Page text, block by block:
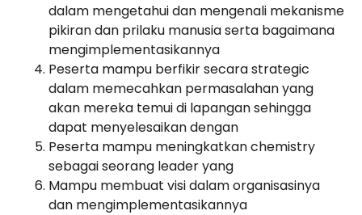
dalam mengetahui dan mengenali mekanisme
pikiran dan prilaku manusia serta bagaimana
mengimplementasikannya
Peserta mampu berfikir secara strategic
dalam memecahkan permasalahan yang
akan mereka temui di lapangan sehingga
dapat menyelesaikan dengan
Peserta mampu meningkatkan chemistry
sebagai seorang leader yang
Mampu membuat visi dalam organisasinya
dan mengimplementasikannya